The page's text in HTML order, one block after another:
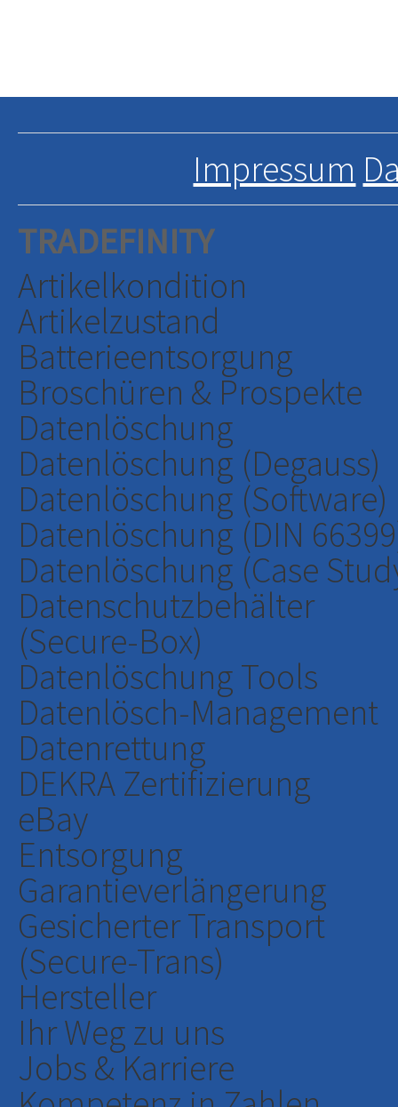
Impressum
TRADEFINITY
Artikelkondition
Artikelzustand
Batterieentsorgung
Broschüren & Prospekte
Datenlöschung
Datenlöschung (Degauss)
Datenlöschung (Software)
Datenlöschung (DIN
Datenlöschung (Case
Datenschutzbehälter
(Secure-Box)
Datenlöschung Tools
Datenlösch-Management
Datenrettung
DEKRA Zertifizierung
eBay
Entsorgung
Garantieverlängerung
Gesicherter Transport
(Secure-Trans)
Hersteller
Ihr Weg zu uns
Jobs & Karriere